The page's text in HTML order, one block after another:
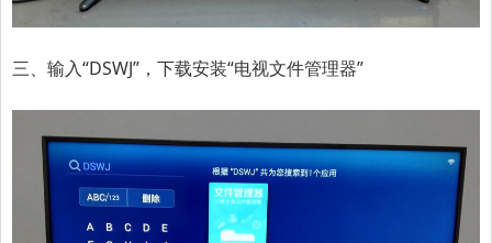
三、输入“DSWJ”，下载安装“电视文件管理器”